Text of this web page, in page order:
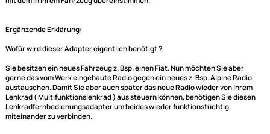
Bitte umbedingt kontrollieren:
Bitte achten Sie auch darauf, das Ihr neues Gerät einen externen
Fernbedienungsanschluß hat,
damit das Interface dort angeschlossen werden kann.